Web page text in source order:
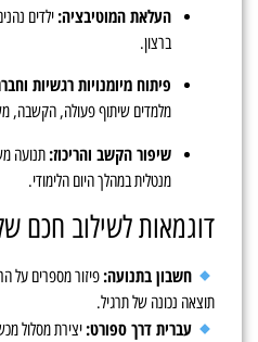
העלאת המוטיבציה: ילדים
ברצון.
פיתוח מיומנויות רגשיות
מלמדים שיתוף פעולה, הקשבה,
שיפור הקשב והריכוז: תנועה
מנטלית במהלך היום הלימודי.
דוגמאות לשילוב חכם
חשבון בתנועה: פיזור מספרים על
תוצאה נכונה של תרגיל.
עברית דרך ספורט: יצירת מסלול